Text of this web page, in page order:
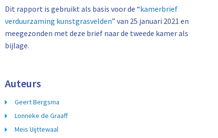
Dit rapport is gebruikt als basis voor de “kamerbrief
verduurzaming kunstgrasvelden” van 25 januari 2021 en
meegezonden met deze brief naar de tweede kamer als
bijlage.
Auteurs
Geert Bergsma
Lonneke de Graaff
Meis Uijttewaal